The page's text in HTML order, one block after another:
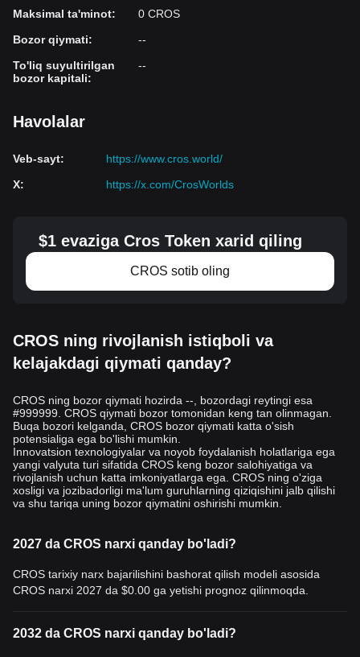
Maksimal ta'minot:
0 CROS
Bozor qiymati:
--
To'liq suyultirilgan
bozor kapitali:
--
Havolalar
Veb-sayt:
https://www.cros.world/
X: https://x.com/CrosWorlds
$1 evaziga Cros Token xarid qiling
CROS sotib oling
CROS ning rivojlanish istiqboli va
kelajakdagi qiymati qanday?
CROS ning bozor qiymati hozirda --, bozordagi reytingi esa
#999999. CROS qiymati bozor tomonidan keng tan olinmagan.
Buqa bozori kelganda, CROS bozor qiymati katta o'sish
potensialiga ega bo'lishi mumkin.
Innovatsion texnologiyalar va noyob foydalanish holatlariga ega
yangi valyuta turi sifatida CROS keng bozor salohiyatiga va
rivojlanish uchun katta imkoniyatlarga ega. CROS ning o'ziga
xosligi va jozibadorligi ma'lum guruhlarning qiziqishini jalb qilishi
va shu tariqa uning bozor qiymatini oshirishi mumkin.
2027 da CROS narxi qanday bo'ladi?
CROS tarixiy narx bajarilishini bashorat qilish modeli asosida
CROS narxi 2027 da $0.00 ga yetishi prognoz qilinmoqda.
2032 da CROS narxi qanday bo'ladi?